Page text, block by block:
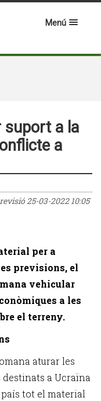
Menú
suport a la
a
25-03-2022 10:05
per a
previsions, el
vehicular
a les
el terreny.
aturar les
a Ucraïna
tot el material